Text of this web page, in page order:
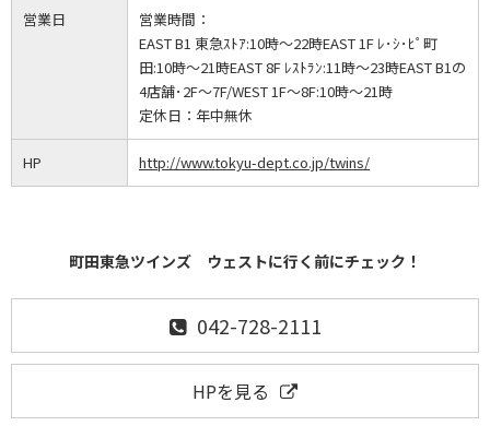
営業日
営業時間：
EAST B1 東急ｽﾄｱ:10時～22時EAST 1F ﾚ･ｼ･ﾋﾟ町
田:10時～21時EAST 8F ﾚｽﾄﾗﾝ:11時～23時EAST B1の
4店舗･2F～7F/WEST 1F～8F:10時～21時
定休日： 年中無休
HP http://www.tokyu-dept.co.jp/twins/
町田東急ツインズ ウェストに行く前にチェック！
042-728-2111
HPを見る